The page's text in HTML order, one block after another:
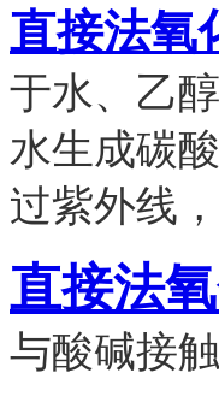
直接法氧
于水、乙
水生成碳
过紫外线
直接法
与酸碱接触